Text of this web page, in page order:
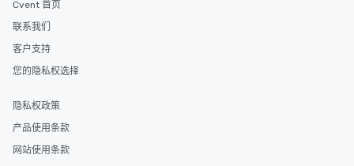
Cvent 首页
联系我们
客户支持
您的隐私权选择
隐私权政策
产品使用条款
网站使用条款